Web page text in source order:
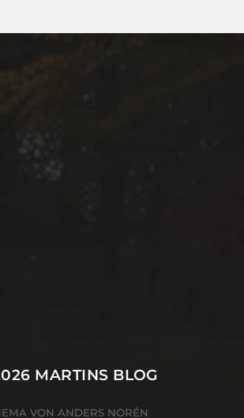
MARTINS BLOG
VON ANDERS NORÉN